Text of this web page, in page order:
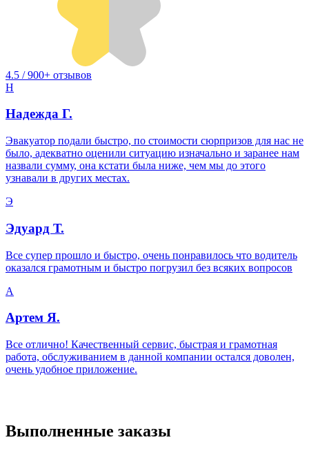
4.5 / 900+ отзывов
Н
Надежда Г.
Эвакуатор подали быстро, по стоимости сюрпризов для нас не
было, адекватно оценили ситуацию изначально и заранее нам
назвали сумму, она кстати была ниже, чем мы до этого
узнавали в других местах.
Э
Эдуард Т.
Все супер прошло и быстро, очень понравилось что водитель
оказался грамотным и быстро погрузил без всяких вопросов
А
Артем Я.
Все отлично! Качественный сервис, быстрая и грамотная
работа, обслуживанием в данной компании остался доволен,
очень удобное приложение.
Выполненные заказы